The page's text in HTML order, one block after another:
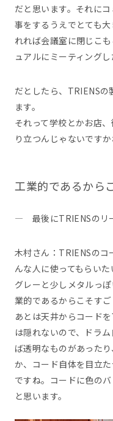
だと思います。それに
事をするうえでとても
れれば会議室に閉じこ
ュアルにミーティングし
だとしたら、TRIENSの
ます。
それって学校とかお店
り立つんじゃないですか
工業的であるから
― 最後にTRIENSのリ
木村さん：TRIENSのコ
んな人に使ってもらいた
グレーと少しメタルっ
業的であるからこそすご
あとは天井からコード
は隠れないので、ドラ
ば透明なものがあった
か、コード自体を目立
ですね。コードに色の
と思います。